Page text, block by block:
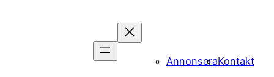
AnnonseraKontakt